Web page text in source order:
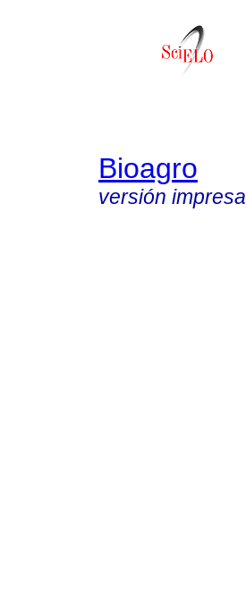
Bioagro
versión impresa